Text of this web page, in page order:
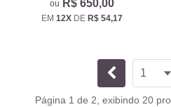
R$ 650,00
EM 12X DE R$ 54,17
Página 1 de 2, exibindo 20